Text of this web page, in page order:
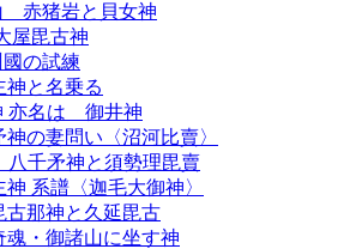
赤猪岩と貝女神
屋毘古神
の試練
と名乗る
亦名は 御井神
の妻問い〈沼河比賣〉
八千矛神と須勢理毘賣
系譜〈迦毛大御神〉
那神と久延毘古
・御諸山に坐す神